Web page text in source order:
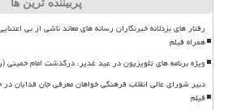
پربیننده ترین ها
رفتار های بزدلانه خبرنگاران رسانه های معاند ناشی از بی
همراه فیلم
ویژه برنامه های تلویزیون در عید غدیر، درگذشت امام خمینی (ره) و
دبیر شورای عالی انقلاب فرهنگی خواهان معرفی جان فدایان
فیلم